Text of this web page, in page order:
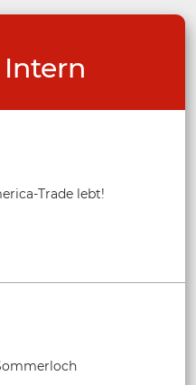
Intern
Trade lebt!